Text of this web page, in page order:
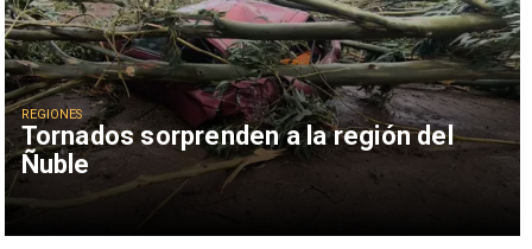
Tornados sorprenden a la región del
Ñuble
REGIONES